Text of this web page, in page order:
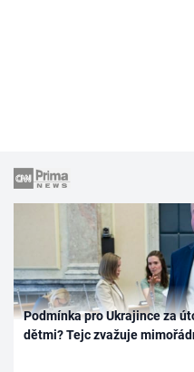
Podmínka pro Ukrajince za
dětmi? Tejc zvažuje